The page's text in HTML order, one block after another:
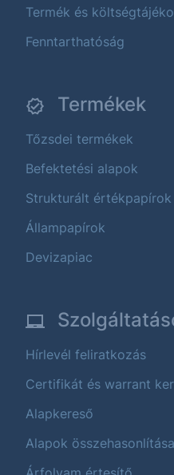
Termék és
Fenntarthatóság
Termékek
Tőzsdei termékek
Befektetési alapok
Strukturált értékpapírok
Állampapírok
Devizapiac
Hírlevél feliratkozás
Certifikát és warrant
Alapkereső
Alapok összehasonlítása